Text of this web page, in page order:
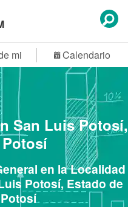
mi Calendario
San Luis Potosí,
en la Localidad
Potosí, Estado de